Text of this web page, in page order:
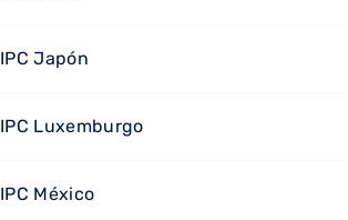
IPC Japón
IPC Luxemburgo
IPC México